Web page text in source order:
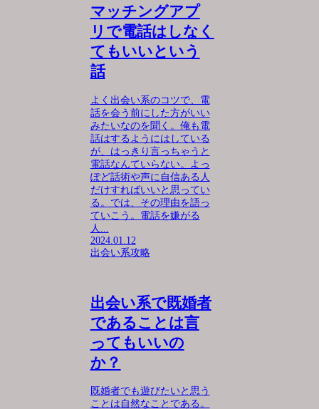
マッチングアプ
リで電話はしなく
てもいいという
話
よく出会い系のコツで、電
話を会う前にした方がいい
みたいなのを聞く。俺も電
話はするようにはしている
が、はっきり言っちゃうと
電話なんていらない。よっ
ぽど話術や声に自信ある人
だけすればいいと思ってい
る。では、その理由を語っ
ていこう。電話を嫌がる
人...
2024.01.12
出会い系攻略
出会い系で既婚者
であることは言
ってもいいの
か？
既婚者でも遊びたいと思う
ことは自然なことである。